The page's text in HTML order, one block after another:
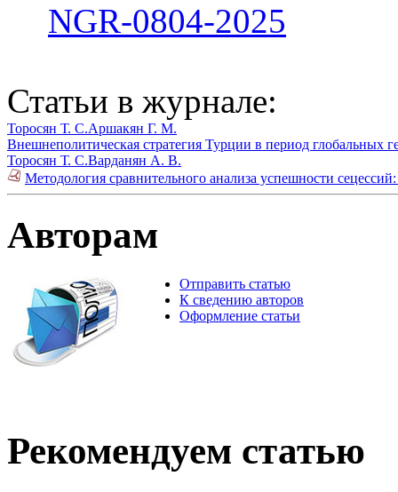
NGR-0804-2025
Статьи в журнале:
Торосян Т. С.Аршакян Г. М.
Внешнеполитическая стратегия Турции в период глобальных
Торосян Т. С.Варданян А. В.
Методология сравнительного анализа успешности
Авторам
Отправить статью
К сведению авторов
Оформление статьи
Рекомендуем статью